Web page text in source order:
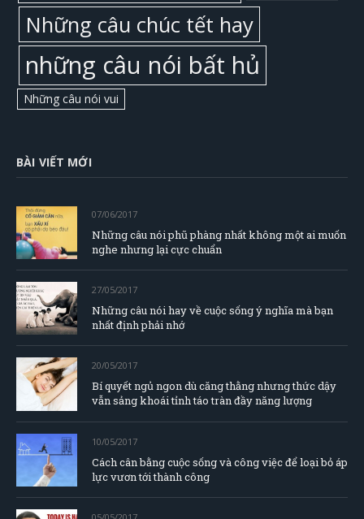
Những câu chúc tết hay
những câu nói bất hủ
Những câu nói vui
BÀI VIẾT MỚI
07/06/2017
Những câu nói phũ phàng nhất không một ai muốn
nghe nhưng lại cực chuẩn
27/05/2017
Những câu nói hay về cuộc sống ý nghĩa mà bạn
nhất định phải nhớ
20/05/2017
Bí quyết ngủ ngon dù căng thằng nhưng thức dậy
vẫn sảng khoái tỉnh táo tràn đầy năng lượng
10/05/2017
Cách cân bằng cuộc sống và công việc để loại bỏ áp
lực vươn tới thành công